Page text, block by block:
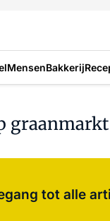
MensenBakkerij
graanmarkt
tot alle